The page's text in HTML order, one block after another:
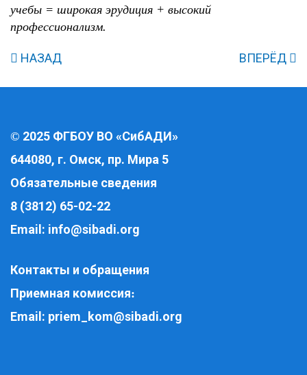
учебы = широкая эрудиция + высокий
профессионализм.
НАЗАД ВПЕРЁД
© 2025 ФГБОУ ВО «СибАДИ»
644080, г. Омск, пр. Мира 5
Обязательные сведения
8 (3812) 65-02-22
Email: info@sibadi.org
Контакты и обращения
Приемная комиссия:
Email: priem_kom@sibadi.org